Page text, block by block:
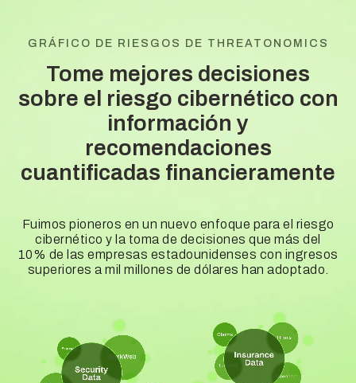
GRÁFICO DE RIESGOS DE THREATONOMICS
Tome mejores decisiones
sobre el riesgo cibernético con
información y
recomendaciones
cuantificadas financieramente
Fuimos pioneros en un nuevo enfoque para el riesgo
cibernético y la toma de decisiones que más del
10% de las empresas estadounidenses con ingresos
superiores a mil millones de dólares han adoptado.